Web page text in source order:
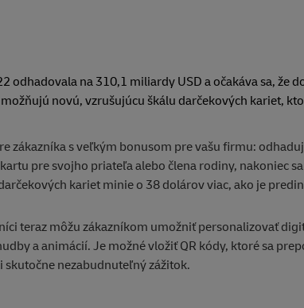
na 310,1 miliardy USD a očakáva sa, že
novú, vzrušujúcu škálu darčekových kariet,
zákazníka s veľkým bonusom pre vašu firmu:
pre svojho priateľa alebo člena rodiny, nakoniec
kariet minie o 38 dolárov viac, ako je
teraz môžu zákazníkom umožniť personalizovať
a animácií. Je možné vložiť QR kódy, ktoré sa
nezabudnuteľný zážitok.